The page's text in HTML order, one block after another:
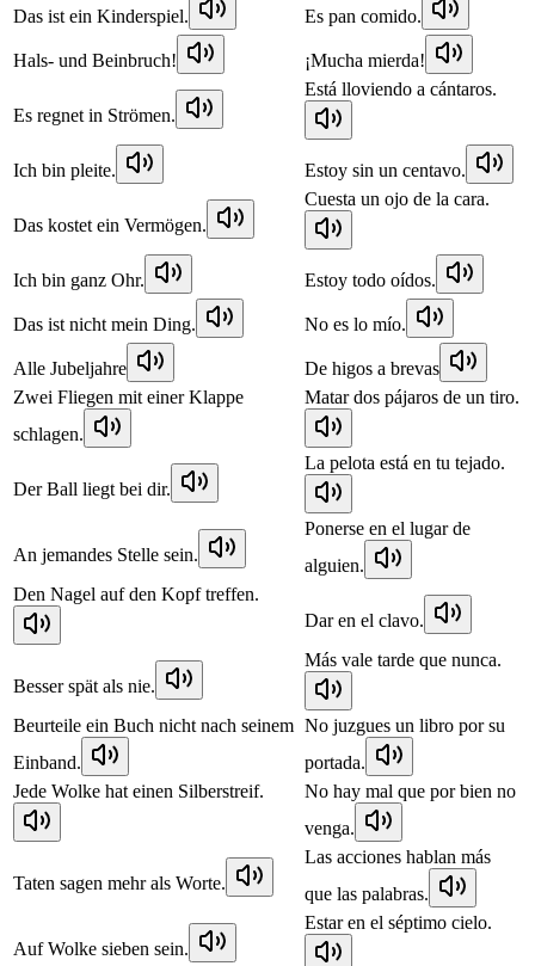
Das ist ein Kinderspiel. Es pan comido.
Hals- und Beinbruch! ¡Mucha mierda!
Es regnet in Strömen.
Está lloviendo a cántaros.
Ich bin pleite. Estoy sin un centavo.
Das kostet ein Vermögen.
Cuesta un ojo de la cara.
Ich bin ganz Ohr. Estoy todo oídos.
Das ist nicht mein Ding. No es lo mío.
Alle Jubeljahre
De higos a brevas
Zwei Fliegen mit einer Klappe
schlagen.
Matar dos pájaros de un tiro.
Der Ball liegt bei dir.
La pelota está en tu tejado.
An jemandes Stelle sein.
Ponerse en el lugar de
alguien.
Den Nagel auf den Kopf treffen.
Dar en el clavo.
Besser spät als nie.
Más vale tarde que nunca.
Beurteile ein Buch nicht nach seinem
Einband.
No juzgues un libro por su
portada.
Jede Wolke hat einen Silberstreif.
No hay mal que por bien no
venga.
Taten sagen mehr als Worte.
Las acciones hablan más
que las palabras.
Auf Wolke sieben sein.
Estar en el séptimo cielo.